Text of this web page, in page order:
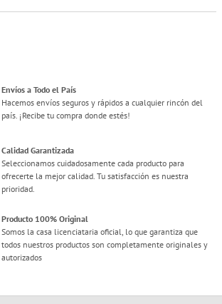
Envíos a Todo el País
Hacemos envíos seguros y rápidos a cualquier rincón del
país. ¡Recibe tu compra donde estés!
Calidad Garantizada
Seleccionamos cuidadosamente cada producto para
ofrecerte la mejor calidad. Tu satisfacción es nuestra
prioridad.
Producto 100% Original
Somos la casa licenciataria oficial, lo que garantiza que
todos nuestros productos son completamente originales y
autorizados